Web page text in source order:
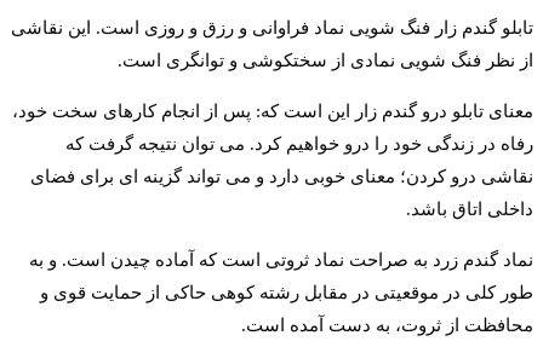
تابلو گندم زار فنگ شویی نماد فراوانی و رزق و روزی است. این نقاشی
از نظر فنگ شویی نمادی از سختکوشی و توانگری است.
معنای تابلو درو گندم زار این است که: پس از انجام کارهای سخت خود،
رفاه در زندگی خود را درو خواهیم کرد. می توان نتیجه گرفت که
نقاشی درو کردن؛ معنای خوبی دارد و می تواند گزینه ای برای فضای
داخلی اتاق باشد.
نماد گندم زرد به صراحت نماد ثروتی است که آماده چیدن است. و به
طور کلی در موقعیتی در مقابل رشته کوهی حاکی از حمایت قوی و
محافظت از ثروت، به دست آمده است.